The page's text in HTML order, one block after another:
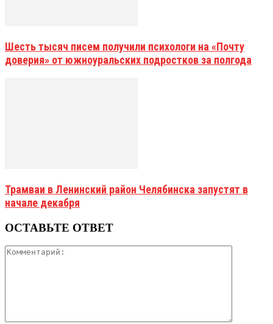
Шесть тысяч писем получили психологи на «Почту
доверия» от южноуральских подростков за полгода
Трамваи в Ленинский район Челябинска запустят в
начале декабря
ОСТАВЬТЕ ОТВЕТ